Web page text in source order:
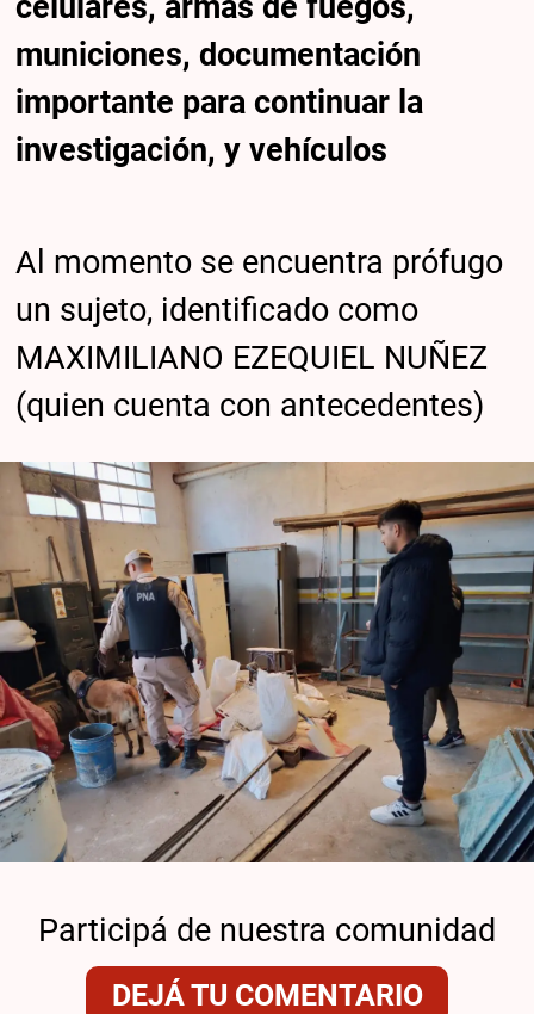
celulares, armas de fuegos,
municiones, documentación
importante para continuar la
investigación, y vehículos
Al momento se encuentra prófugo
un sujeto, identificado como
MAXIMILIANO EZEQUIEL NUÑEZ
(quien cuenta con antecedentes)
Participá de nuestra comunidad
DEJÁ TU COMENTARIO